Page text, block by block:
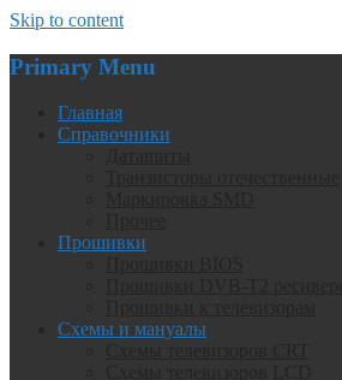
Skip to content
Primary Menu
Главная
Справочники
Прошивки
Схемы и мануалы